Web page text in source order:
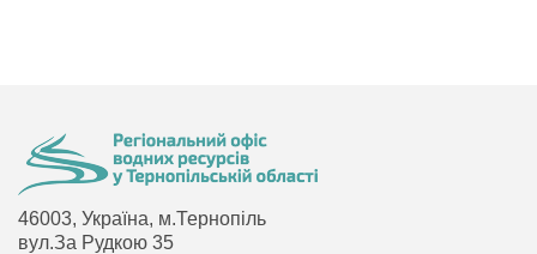
46003, Україна, м.Тернопіль
вул.За Рудкою 35